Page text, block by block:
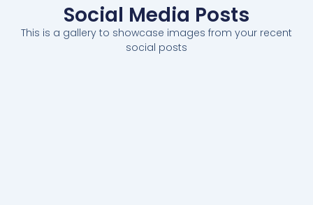
Social Media Posts
This is a gallery to showcase images from your recent
social posts